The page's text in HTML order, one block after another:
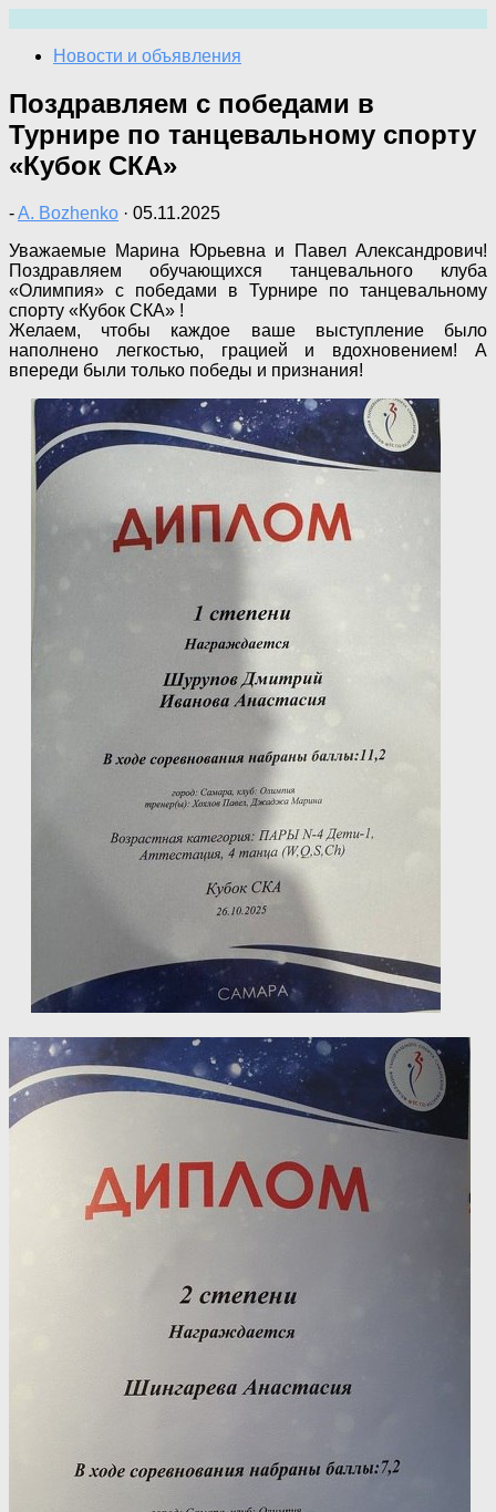
содержимому
Новости и объявления
Поздравляем с победами в
Турнире по танцевальному спорту
«Кубок СКА»
-A. Bozhenko · 05.11.2025
Уважаемые Марина Юрьевна и Павел Александрович!
Поздравляем обучающихся танцевального клуба
«Олимпия» с победами в Турнире по танцевальному
спорту «Кубок СКА» !
Желаем, чтобы каждое ваше выступление было
наполнено легкостью, грацией и вдохновением! А
впереди были только победы и признания!